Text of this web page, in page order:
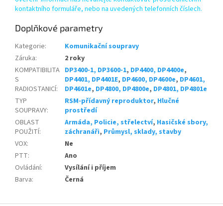
kontaktního formuláře, nebo na uvedených telefonních číslech.
Doplňkové parametry
Kategorie:
Komunikační soupravy
Záruka:
2 roky
KOMPATIBILITA
S
RADIOSTANICÍ:
DP3400-1, DP3600-1, DP4400, DP4400e,
DP4401, DP4401E, DP4600, DP4600e, DP4601,
DP4601e, DP4800, DP4800e, DP4801, DP4801e
TYP
SOUPRAVY:
RSM-přídavný reproduktor, Hlučné
prostředí
OBLAST
POUŽITÍ:
Armáda, Policie, střelectví, Hasičské sbory,
záchranáři, Průmysl, sklady, stavby
VOX:
Ne
PTT:
Ano
Ovládání:
Vysílání i příjem
Barva: Černá